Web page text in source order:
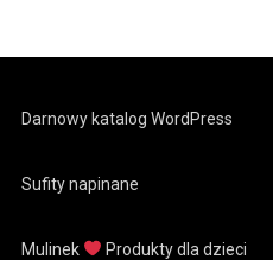
Darnowy katalog WordPress
Sufity napinane
Mulinek Produkty dla dzieci